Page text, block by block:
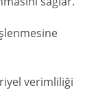
verimliliği